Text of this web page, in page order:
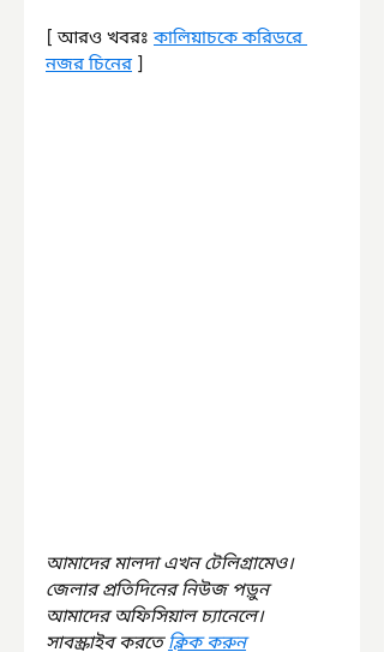
[ আরও খবরঃ কালিয়াচকে করিডরে
নজর চিনের ]
আমাদের মালদা এখন টেলিগ্রামেও।
জেলার প্রতিদিনের নিউজ পড়ুন
আমাদের অফিসিয়াল চ্যানেলে।
সাবস্ক্রাইব করতে ক্লিক করুন